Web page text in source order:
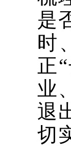
是
时
正
业
退
切